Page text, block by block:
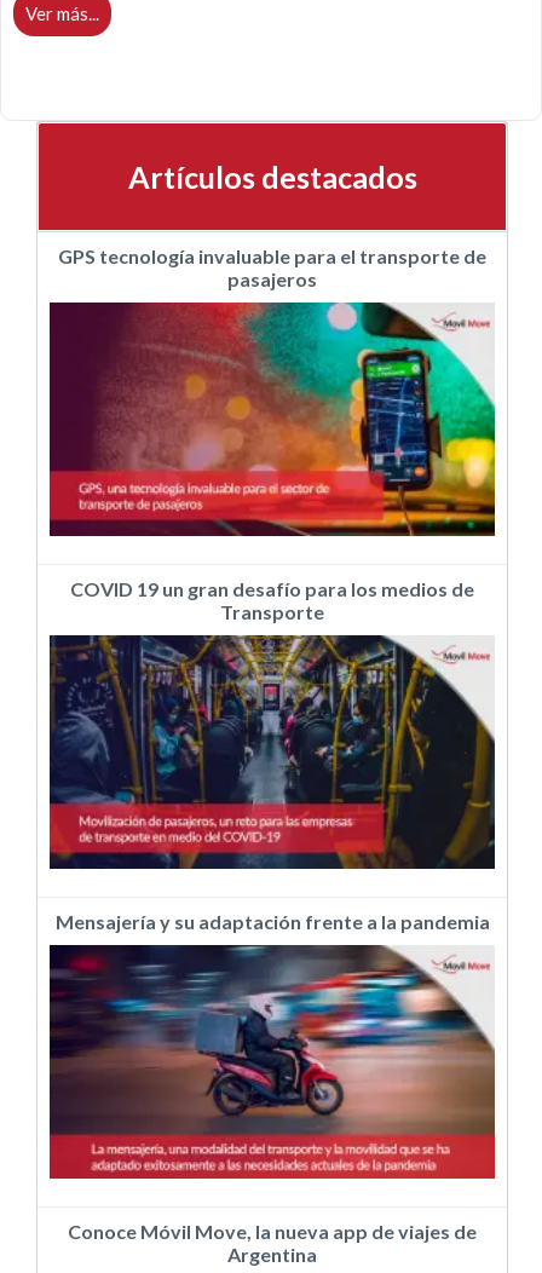
Ver más...
Artículos destacados
GPS tecnología invaluable para el transporte de
pasajeros
COVID 19 un gran desafío para los medios de
Transporte
Mensajería y su adaptación frente a la pandemia
Conoce Móvil Move, la nueva app de viajes de
Argentina